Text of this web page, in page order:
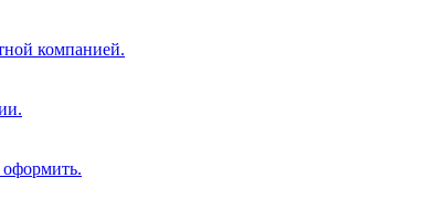
компанией.